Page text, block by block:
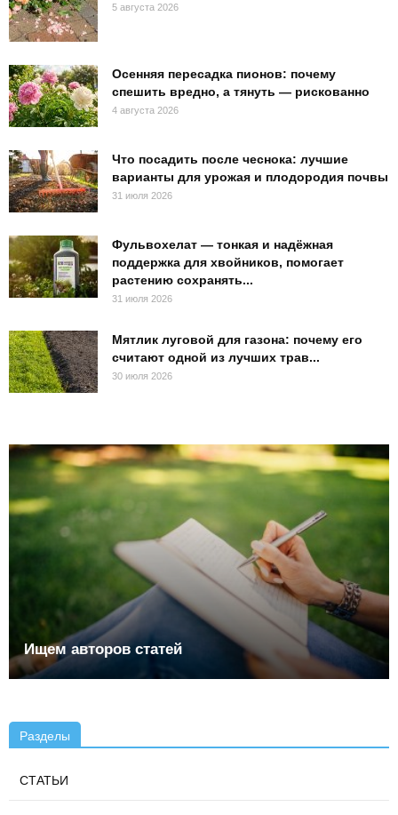
5 августа 2026
Осенняя пересадка пионов: почему
спешить вредно, а тянуть — рискованно
4 августа 2026
Что посадить после чеснока: лучшие
варианты для урожая и плодородия почвы
31 июля 2026
Фульвохелат — тонкая и надёжная
поддержка для хвойников, помогает
растению сохранять...
31 июля 2026
Мятлик луговой для газона: почему его
считают одной из лучших трав...
30 июля 2026
Ищем авторов статей
Разделы
СТАТЬИ